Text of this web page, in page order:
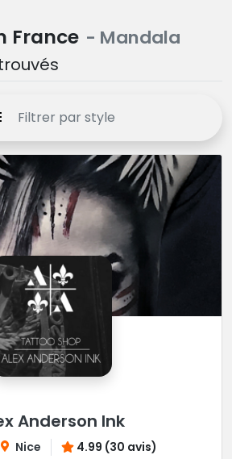
France - Mandala
Filtrer par style
Anderson Ink
Nice 4.99 (30 avis)